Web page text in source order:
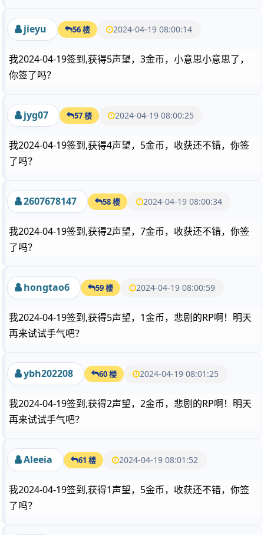
jieyu 56 楼 2024-04-19 08:00:14
我2024-04-19签到,获得5声望，3金币，小意思小意思了，
你签了吗？
jyg07 57 楼 2024-04-19 08:00:25
我2024-04-19签到,获得4声望，5金币，收获还不错，你签
了吗？
2607678147 58 楼 2024-04-19 08:00:34
我2024-04-19签到,获得2声望，7金币，收获还不错，你签
了吗？
hongtao6 59 楼 2024-04-19 08:00:59
我2024-04-19签到,获得5声望，1金币，悲剧的RP啊！明天
再来试试手气吧？
ybh202208 60 楼 2024-04-19 08:01:25
我2024-04-19签到,获得2声望，2金币，悲剧的RP啊！明天
再来试试手气吧？
Aleeia 61 楼 2024-04-19 08:01:52
我2024-04-19签到,获得1声望，5金币，收获还不错，你签
了吗？